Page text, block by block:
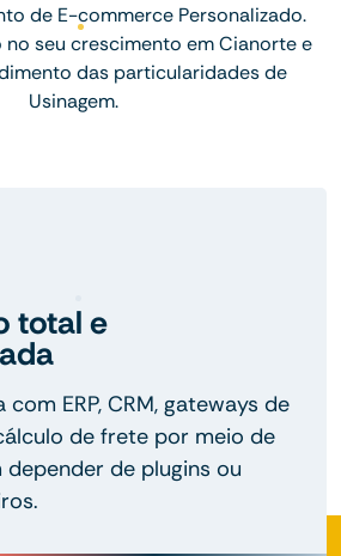
de E-commerce Personalizado.
seu crescimento em Cianorte e
das particularidades de
Usinagem.
total e
ERP, CRM, gateways de
de frete por meio de
depender de plugins ou